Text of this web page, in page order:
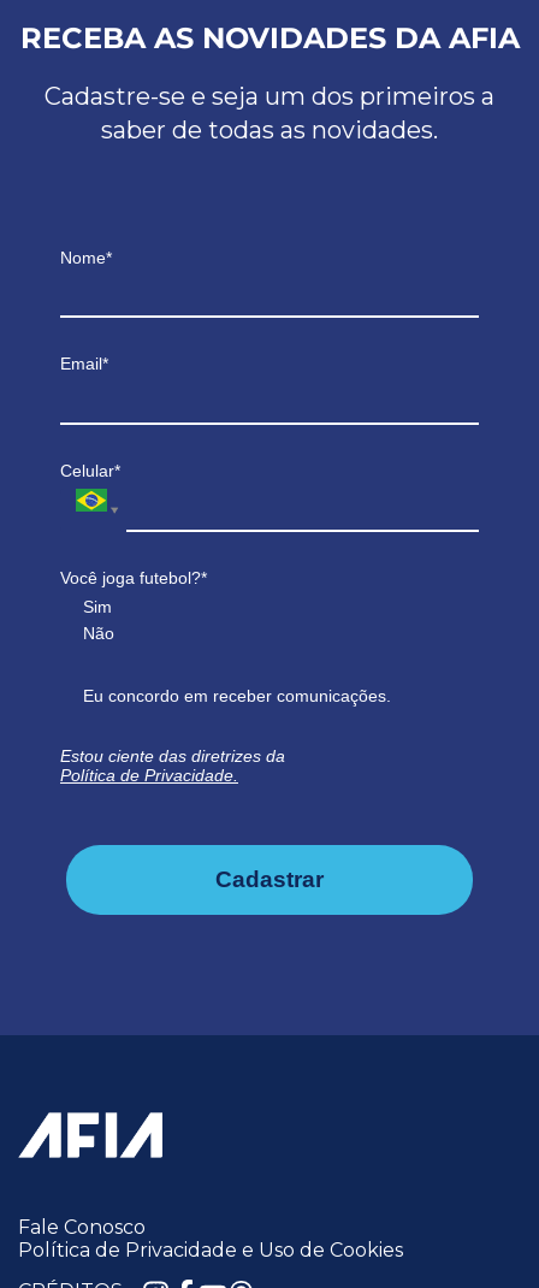
RECEBA AS NOVIDADES DA AFIA
Cadastre-se e seja um dos primeiros a
saber de todas as novidades.
Nome*
Email*
Celular*
Você joga futebol?*
Sim
Não
Eu concordo em receber comunicações.
Estou ciente das diretrizes da
Política de Privacidade.
Cadastrar
Fale Conosco
Política de Privacidade e Uso de Cookies